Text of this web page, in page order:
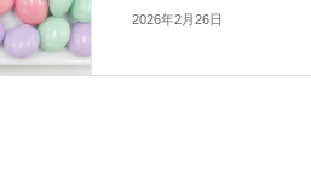
2026年2月26日